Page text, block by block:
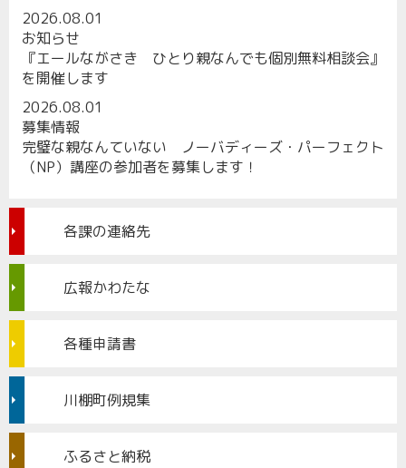
2026.08.01
お知らせ
『エールながさき ひとり親なんでも個別無料相談会』
を開催します
2026.08.01
募集情報
完璧な親なんていない ノーバディーズ・パーフェクト
（NP）講座の参加者を募集します！
各課の連絡先
広報かわたな
各種申請書
川棚町例規集
ふるさと納税